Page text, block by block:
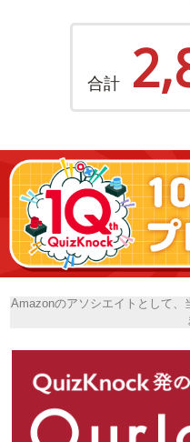
合計
Amazonのアソシエイトとして